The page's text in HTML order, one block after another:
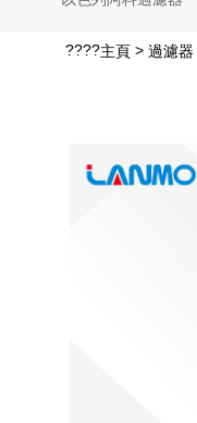
????主頁 > 過濾器